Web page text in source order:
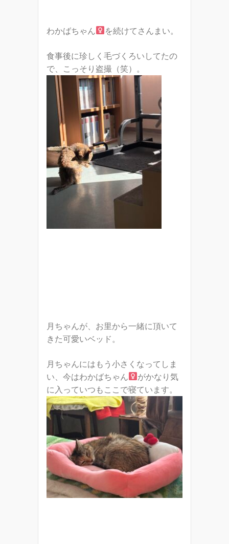
わかばちゃん を続けてさんまい。
食事後に珍しく毛づくろいしてたの
で、こっそり盗撮（笑）。
月ちゃんが、お里から一緒に頂いて
きた可愛いベッド。
月ちゃんにはもう小さくなってしま
い、今はわかばちゃん
がかなり気
に入っていつもここで寝ています。